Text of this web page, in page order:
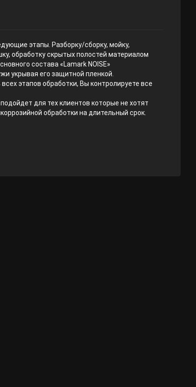
этапы. Разборку/сборку, мойку,
обработку скрытых полостей материалом
состава «Lamark NOISE»
укрывая его защитной пленкой.
этапов обработки, Вы контролируете все
для тех клиентов которые не хотят
обработки на длительный срок.